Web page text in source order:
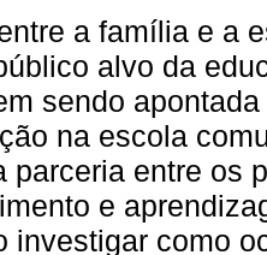
a família e a
alvo da
sendo
na escola
parceria entre os
e
investigar como